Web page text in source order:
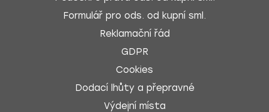
Formulář pro ods. od kupní sml.
Reklamační řád
GDPR
Cookies
Dodací lhůty a přepravné
Výdejní místa